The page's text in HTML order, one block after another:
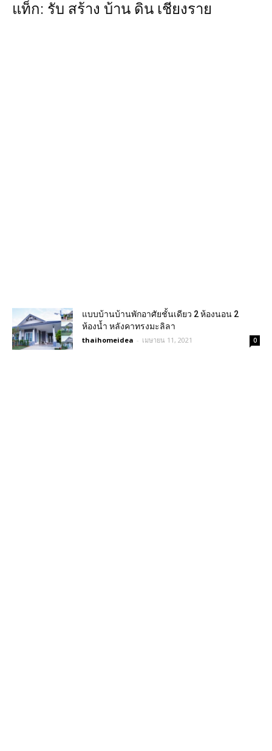
แท็ก: รับ สร้าง บ้าน ดิน เชียงราย
แบบบ้านบ้านพักอาศัยชั้นเดียว 2 ห้องนอน 2
ห้องน้ำ หลังคาทรงมะลิลา
thaihomeidea - เมษายน 11, 2021 0